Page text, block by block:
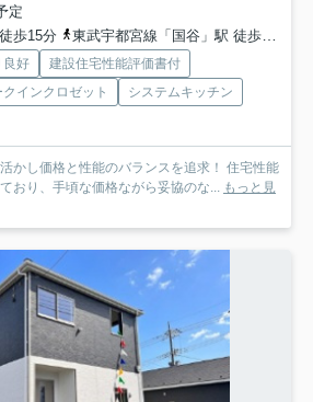
定
歩15分
東武宇都宮線「国谷」駅 徒歩65分
良好
建設住宅性能評価書付
クインクロゼット
システムキッチン
かし価格と性能のバランスを追求！ 住宅性能
おり、手頃な価格ながら妥協のな...
もっと見